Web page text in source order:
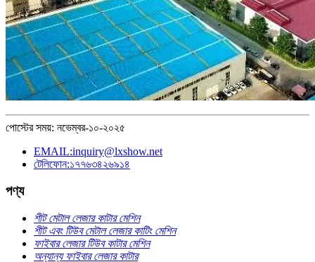
পোস্টের সময়: নভেম্বর-১০-২০২৫
EMAIL:inquiry@lxshow.net
টেলিফোন:১৭৭৬৩৪২৬৯১৪
পণ্য
শীট মেটাল লেজার কাটার মেশিন
শীট এবং টিউব মেটাল লেজার কাটিং মেশিন
ফাইবার লেজার টিউব কাটার মেশিন
অন্যান্য ফাইবার লেজার কাটার